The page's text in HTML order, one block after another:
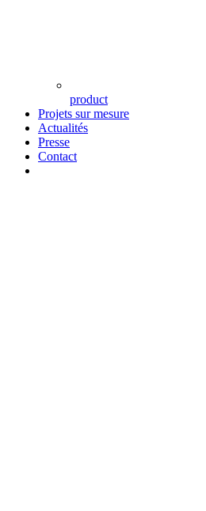
product
Projets sur mesure
Actualités
Presse
Contact